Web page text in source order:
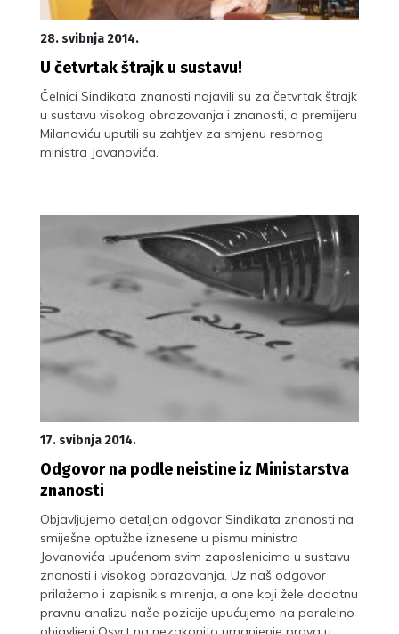
28. svibnja 2014.
U četvrtak štrajk u sustavu!
Čelnici Sindikata znanosti najavili su za četvrtak štrajk
u sustavu visokog obrazovanja i znanosti, a premijeru
Milanoviću uputili su zahtjev za smjenu resornog
ministra Jovanovića.
17. svibnja 2014.
Odgovor na podle neistine iz Ministarstva
znanosti
Objavljujemo detaljan odgovor Sindikata znanosti na
smiješne optužbe iznesene u pismu ministra
Jovanovića upućenom svim zaposlenicima u sustavu
znanosti i visokog obrazovanja. Uz naš odgovor
prilažemo i zapisnik s mirenja, a one koji žele dodatnu
pravnu analizu naše pozicije upućujemo na paralelno